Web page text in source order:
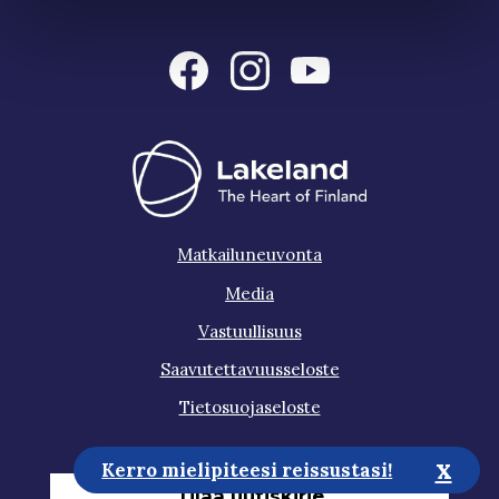
Matkailuneuvonta
Media
Vastuullisuus
Saavutettavuusseloste
Tietosuojaseloste
Kerro mielipiteesi reissustasi! x